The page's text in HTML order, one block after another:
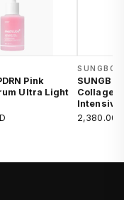
Pink
Ultra Light
Collagen
Intensive
2,380.00